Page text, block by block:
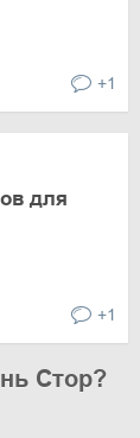
+1
для
+1
Стор?